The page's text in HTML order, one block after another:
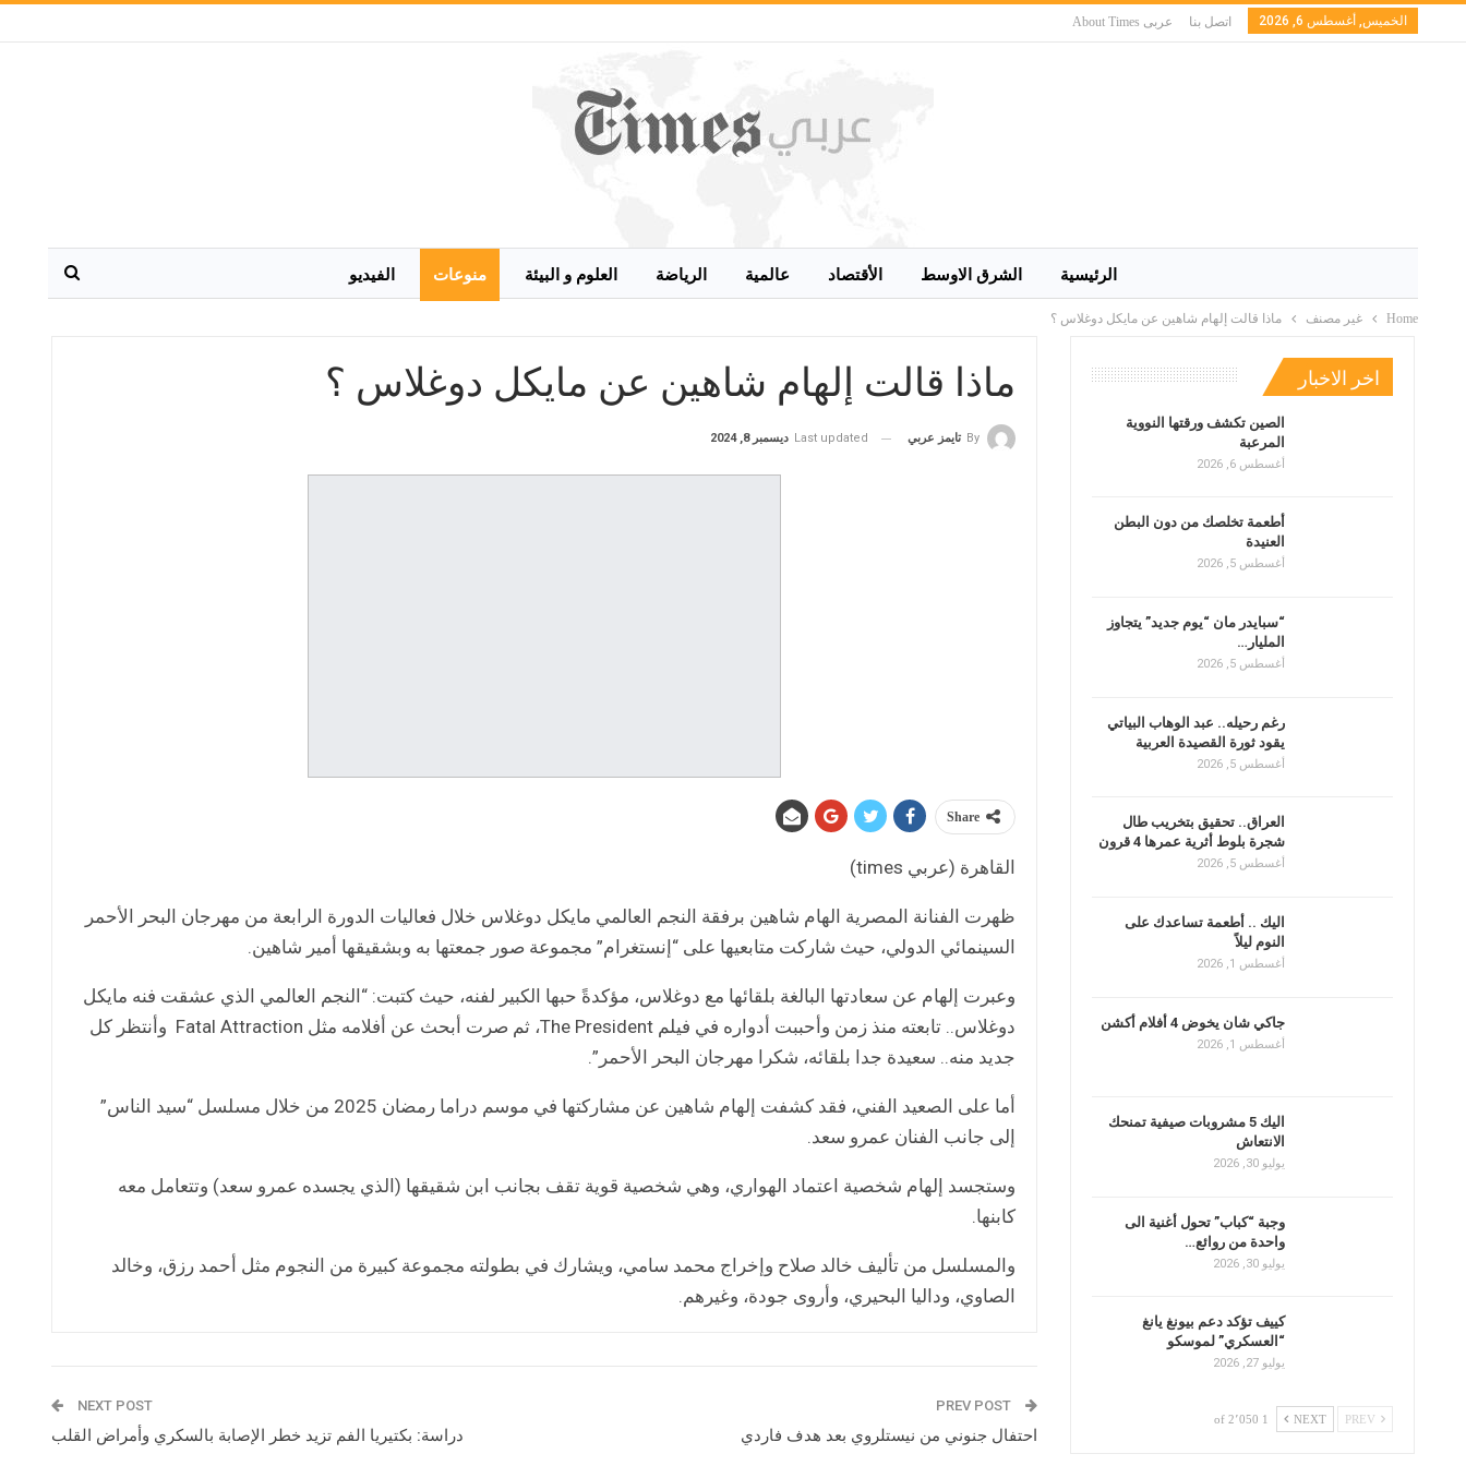
الخميس, أغسطس 6, 2026 اتصل بنا عربى About Times
الرئيسية الشرق الاوسط الأقتصاد عالمية الرياضة العلوم و البيئة منوعات الفيديو
Home غير مصنف ماذا قالت إلهام شاهين عن مايكل دوغلاس ؟
ماذا قالت إلهام شاهين عن مايكل دوغلاس ؟
By تايمز عربي Last updated ديسمبر 8, 2024
Share
القاهرة (عربي times)
ظهرت الفنانة المصرية الهام شاهين برفقة النجم العالمي مايكل دوغلاس خلال فعاليات الدورة الرابعة من مهرجان البحر الأحمر
السينمائي الدولي، حيث شاركت متابعيها على “إنستغرام” مجموعة صور جمعتها به وبشقيقها أمير شاهين.
وعبرت إلهام عن سعادتها البالغة بلقائها مع دوغلاس، مؤكدةً حبها الكبير لفنه، حيث كتبت: “النجم العالمي الذي عشقت فنه مايكل
دوغلاس.. تابعته منذ زمن وأحببت أدواره في فيلم The President، ثم صرت أبحث عن أفلامه مثل Fatal Attraction وأنتظر كل
جديد منه.. سعيدة جدا بلقائه، شكرا مهرجان البحر الأحمر”.
أما على الصعيد الفني، فقد كشفت إلهام شاهين عن مشاركتها في موسم دراما رمضان 2025 من خلال مسلسل “سيد الناس”
إلى جانب الفنان عمرو سعد.
وستجسد إلهام شخصية اعتماد الهواري، وهي شخصية قوية تقف بجانب ابن شقيقها (الذي يجسده عمرو سعد) وتتعامل معه
كابنها.
والمسلسل من تأليف خالد صلاح وإخراج محمد سامي، ويشارك في بطولته مجموعة كبيرة من النجوم مثل أحمد رزق، وخالد
الصاوي، وداليا البحيري، وأروى جودة، وغيرهم.
احتفال جنوني من نيستلروي بعد هدف فاردي
NEXT POST
دراسة: بكتيريا الفم تزيد خطر الإصابة بالسكري وأمراض القلب
اخر الاخبار
الصين تكشف ورقتها النووية
المرعبة
أغسطس 6, 2026
أطعمة تخلصك من دون البطن
العنيدة
أغسطس 5, 2026
“سبايدر مان “يوم جديد” يتجاوز
المليار…
أغسطس 5, 2026
رغم رحيله.. عبد الوهاب البياتي
يقود ثورة القصيدة العربية
أغسطس 5, 2026
العراق.. تحقيق بتخريب طال
شجرة بلوط أثرية عمرها 4 قرون
أغسطس 5, 2026
اليك .. أطعمة تساعدك على
النوم ليلاً
أغسطس 1, 2026
جاكي شان يخوض 4 أفلام أكشن
أغسطس 1, 2026
اليك 5 مشروبات صيفية تمنحك
الانتعاش
يوليو 30, 2026
وجبة “كباب” تحول أغنية الى
واحدة من روائع…
يوليو 30, 2026
كييف تؤكد دعم بيونغ يانغ
“العسكري” لموسكو
يوليو 27, 2026
NEXT 1 of 2٬050